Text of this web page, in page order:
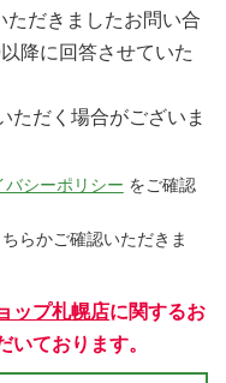
だきましたお問い合
降に回答させていた
ただく場合がございま
バシーポリシー をご確認
らかご確認いただきま
ップ札幌店に関するお
ております。